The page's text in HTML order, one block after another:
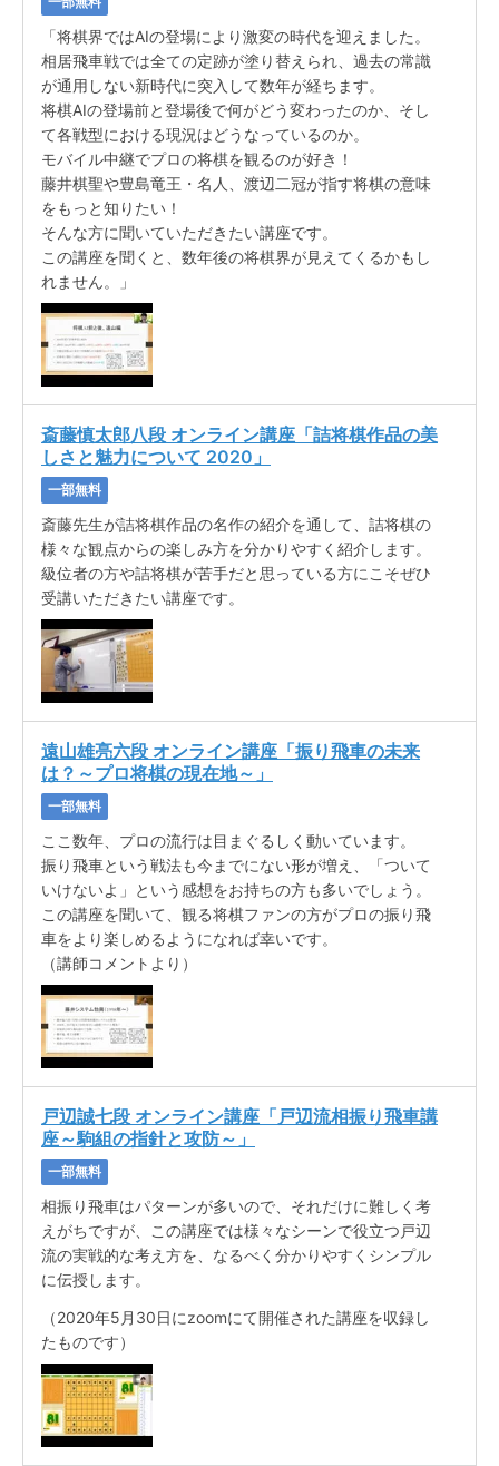
「将棋界ではAIの登場により激変の時代を迎えました。
相居飛車戦では全ての定跡が塗り替えられ、過去の常識
が通用しない新時代に突入して数年が経ちます。
将棋AIの登場前と登場後で何がどう変わったのか、そし
て各戦型における現況はどうなっているのか。
モバイル中継でプロの将棋を観るのが好き！
藤井棋聖や豊島竜王・名人、渡辺二冠が指す将棋の意味
をもっと知りたい！
そんな方に聞いていただきたい講座です。
この講座を聞くと、数年後の将棋界が見えてくるかもし
れません。」
斎藤慎太郎八段 オンライン講座「詰将棋作品の美
しさと魅力について 2020」
一部無料
斎藤先生が詰将棋作品の名作の紹介を通して、詰将棋の
様々な観点からの楽しみ方を分かりやすく紹介します。
級位者の方や詰将棋が苦手だと思っている方にこそぜひ
受講いただきたい講座です。
遠山雄亮六段 オンライン講座「振り飛車の未来
は？～プロ将棋の現在地～」
一部無料
ここ数年、プロの流行は目まぐるしく動いています。
振り飛車という戦法も今までにない形が増え、「ついて
いけないよ」という感想をお持ちの方も多いでしょう。
この講座を聞いて、観る将棋ファンの方がプロの振り飛
車をより楽しめるようになれば幸いです。
（講師コメントより）
戸辺誠七段 オンライン講座「戸辺流相振り飛車講
座～駒組の指針と攻防～」
一部無料
相振り飛車はパターンが多いので、それだけに難しく考
えがちですが、この講座では様々なシーンで役立つ戸辺
流の実戦的な考え方を、なるべく分かりやすくシンプル
に伝授します。
（2020年5月30日にzoomにて開催された講座を収録し
たものです）